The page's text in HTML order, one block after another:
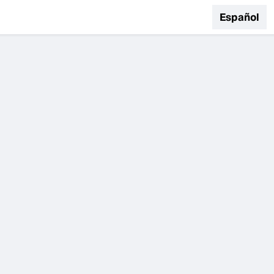
Español